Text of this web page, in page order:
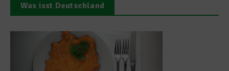
Was isst Deutschland